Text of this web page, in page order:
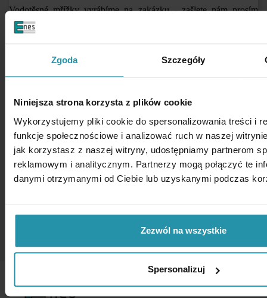
Zgoda Szczegóły
Niniejsza strona korzysta z plików cookie
Wykorzystujemy pliki cookie do spersonalizowania treści i
funkcje społecznościowe i analizować ruch w naszej
jak korzystasz z naszej witryny, udostępniamy partnerom
reklamowym i analitycznym. Partnerzy mogą połączyć te
danymi otrzymanymi od Ciebie lub uzyskanymi podczas
Zezwól na wszystkie
Spersonalizuj
Vodotěsné mřížky vyrábíme na zakázku - zašlete nám prosím
poptávku.
Pozor! Neopatrná manipulace může způsobit vážné poranění
Hmotnost: ~3,8 [kg]